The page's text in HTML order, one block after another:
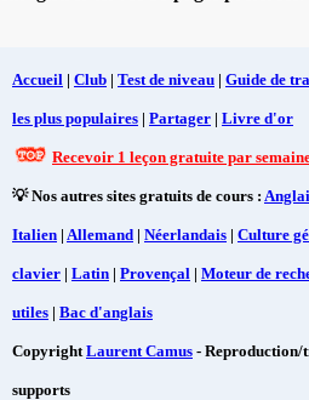
Accueil | Club | Test de niveau | Guide de
les plus populaires | Partager | Livre d'or
Recevoir 1 leçon gratuite par
💡 Nos autres sites gratuits de cours :
Italien | Allemand | Néerlandais | Culture
clavier | Latin | Provençal | Moteur de
utiles | Bac d'anglais
CopyrightLaurent Camus - Reproduction/
supports